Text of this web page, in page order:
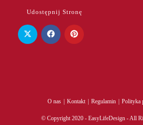
a
new
in
a
new
Udostępnij Stronę
O nas Kontakt Regulamin Polityka
© Copyright 2020 - EasyLifeDesign - All